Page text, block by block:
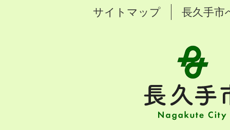
サイトマップ
長久手市
手
市